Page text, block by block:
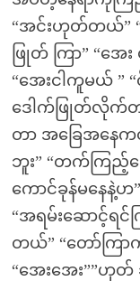
“အင်းဟုတ်တယ်” “
ဖြုတ် ကြာ” “အေ
“အေးငါကူမယ် ”
ဒေါက်ဖြုတ်လိုက်
တာ အခြေအနေ
ဘူး” “တက်ကြည့်
ကောင်ခုန်မနေနဲ့
“အရမ်းဆောင့်ရင်
တယ်” “တော်ကြာ
“အေးအေး””ဟု